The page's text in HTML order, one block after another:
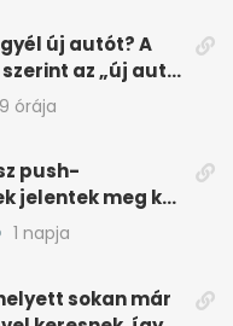
új autót? A
az „új autó
órája
push-
jelentek meg két
böngészőjében
1 napja
sokan már